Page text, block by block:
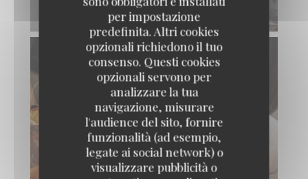
per impostazione
predefinita. Altri cookies
opzionali richiedono il tuo
consenso. Questi cookies
opzionali servono per
analizzare la tua
navigazione, misurare
l'audience del sito, fornire
funzionalità (ad esempio,
legate ai social network) o
visualizzare pubblicità o